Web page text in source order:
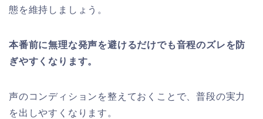
態を維持しましょう。
本番前に無理な発声を避けるだけでも音程のズレを防
ぎやすくなります。
声のコンディションを整えておくことで、普段の実力
を出しやすくなります。